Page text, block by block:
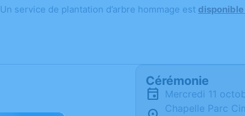
Un service de plantation d’arbre hommage est
Cérémonie
mercredi 11
Chapelle Parc